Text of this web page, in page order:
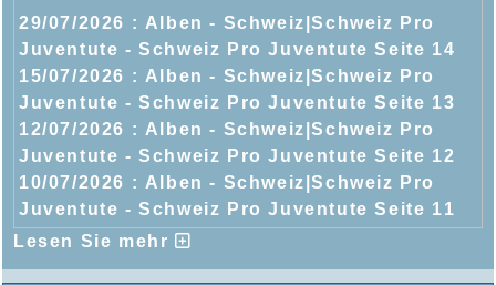
29/07/2026 : Alben - Schweiz|Schweiz Pro
Juventute - Schweiz Pro Juventute Seite 14
15/07/2026 : Alben - Schweiz|Schweiz Pro
Juventute - Schweiz Pro Juventute Seite 13
12/07/2026 : Alben - Schweiz|Schweiz Pro
Juventute - Schweiz Pro Juventute Seite 12
10/07/2026 : Alben - Schweiz|Schweiz Pro
Juventute - Schweiz Pro Juventute Seite 11
Lesen Sie mehr